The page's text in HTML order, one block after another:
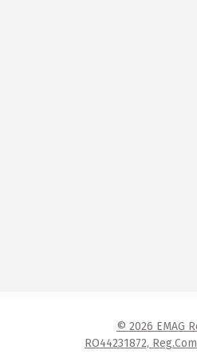
© 2026 EMAG
RO44231872,